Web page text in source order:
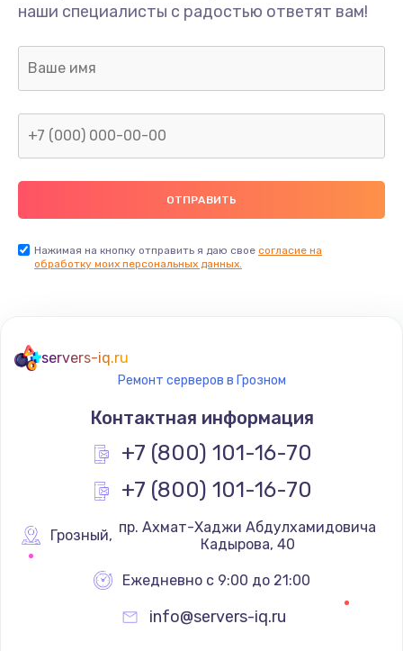
наши специалисты с радостью ответят вам!
Нажимая на кнопку отправить я даю свое согласие на
обработку моих персональных данных.
servers-iq.ru
Ремонт серверов в Грозном
Контактная информация
+7 (800) 101-16-70
+7 (800) 101-16-70
Грозный,
Кадырова, 40
Ежедневно с 9:00 до 21:00
info@servers-iq.ru